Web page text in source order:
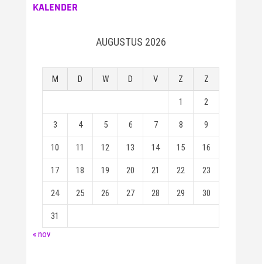
KALENDER
AUGUSTUS 2026
M D W D V Z Z
1 2
3 4 5 6 7 8 9
10 11 12 13 14 15 16
17 18 19 20 21 22 23
24 25 26 27 28 29 30
31
« nov